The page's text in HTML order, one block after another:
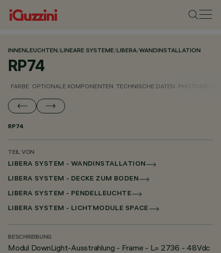
INNENLEUCHTEN/LINEARE SYSTEME/LIBERA/WANDINSTALLATION
RP74
FARBE OPTIONALE KOMPONENTEN TECHNISCHE DATEN
RP74
TEIL VON
LIBERA SYSTEM - WANDINSTALLATION
LIBERA SYSTEM - DECKE ZUM BODEN
LIBERA SYSTEM - PENDELLEUCHTE
LIBERA SYSTEM - LICHTMODULE SPACE
BESCHREIBUNG
Modul DownLight-Ausstrahlung - Frame - L= 2736 - 48Vdc